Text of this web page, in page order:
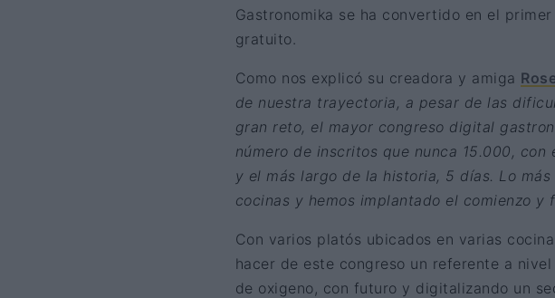
Gastronomika se ha convertido en el
gratuito.
Como nos explicó su creadora y amiga
de nuestra trayectoria, a pesar de las
gran reto, el mayor congreso digital
número de inscritos que nunca 15.000,
y el más largo de la historia, 5 días. Lo
cocinas y hemos implantado el comienzo y
Con varios platós ubicados en varias
hacer de este congreso un referente a
de oxigeno, con futuro y digitalizando un